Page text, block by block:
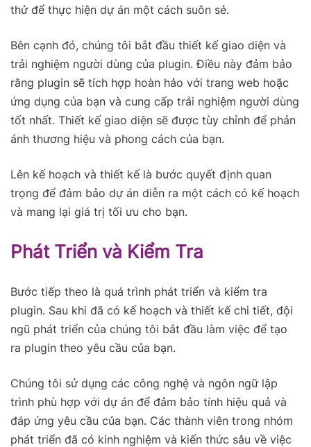
thử để thực hiện dự án một cách suôn sẻ.
Bên cạnh đó, chúng tôi bắt đầu thiết kế giao diện và
trải nghiệm người dùng của plugin. Điều này đảm bảo
rằng plugin sẽ tích hợp hoàn hảo với trang web hoặc
ứng dụng của bạn và cung cấp trải nghiệm người dùng
tốt nhất. Thiết kế giao diện sẽ được tùy chỉnh để phản
ánh thương hiệu và phong cách của bạn.
Lên kế hoạch và thiết kế là bước quyết định quan
trọng để đảm bảo dự án diễn ra một cách có kế hoạch
và mang lại giá trị tối ưu cho bạn.
Phát Triển và Kiểm Tra
Bước tiếp theo là quá trình phát triển và kiểm tra
plugin. Sau khi đã có kế hoạch và thiết kế chi tiết, đội
ngũ phát triển của chúng tôi bắt đầu làm việc để tạo
ra plugin theo yêu cầu của bạn.
Chúng tôi sử dụng các công nghệ và ngôn ngữ lập
trình phù hợp với dự án để đảm bảo tính hiệu quả và
đáp ứng yêu cầu của bạn. Các thành viên trong nhóm
phát triển đã có kinh nghiệm và kiến thức sâu về việc